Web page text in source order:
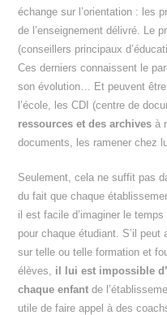
échange sur l’orientation : les
de l’enseignement délivré. Le
(conseillers principaux
Ces derniers connaissent le
son évolution… Et peuvent
l’école, les CDI (centre de
ressources et des archives à
documents, les ramener chez
Seulement, cela ne suffit pas
du fait que chaque
il est facile d’imaginer le
pour chaque étudiant. S’il
sur telle ou telle formation et
élèves, il lui est impossible
chaque enfantde
utile de faire appel à des